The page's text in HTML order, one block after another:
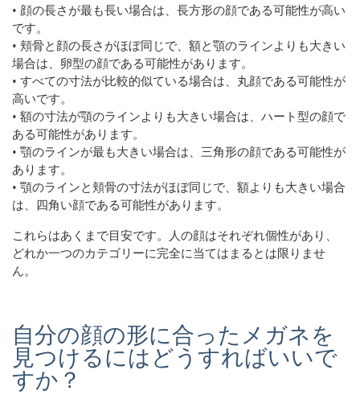
• 顔の長さが最も長い場合は、長方形の顔である可能性が高い
です。
• 頬骨と顔の長さがほぼ同じで、額と顎のラインよりも大きい
場合は、卵型の顔である可能性があります。
• すべての寸法が比較的似ている場合は、丸顔である可能性が
高いです。
• 額の寸法が顎のラインよりも大きい場合は、ハート型の顔で
ある可能性があります。
• 顎のラインが最も大きい場合は、三角形の顔である可能性が
あります。
• 顎のラインと頬骨の寸法がほぼ同じで、額よりも大きい場合
は、四角い顔である可能性があります。
これらはあくまで目安です。人の顔はそれぞれ個性があり、
どれか一つのカテゴリーに完全に当てはまるとは限りませ
ん。
自分の顔の形に合ったメガネを
見つけるにはどうすればいいで
すか？